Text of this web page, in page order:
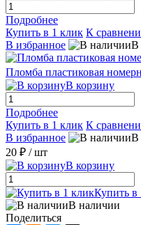
Подробнее
Купить в 1 клик К
В избранное
В
Пломба пластиковая
В корзину
Подробнее
Купить в 1 клик К
В избранное
В
20 ₽ / шт
В корзину
Купить в
В наличии
Поделиться